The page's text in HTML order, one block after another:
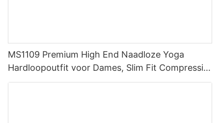
MS1109 Premium High End Naadloze Yoga
Hardloopoutfit voor Dames, Slim Fit Compressie
Trainingskleding, Sportkleding